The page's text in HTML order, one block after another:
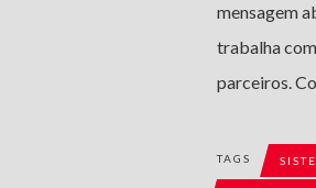
mensagem
trabalha
parceiros.
TAGS